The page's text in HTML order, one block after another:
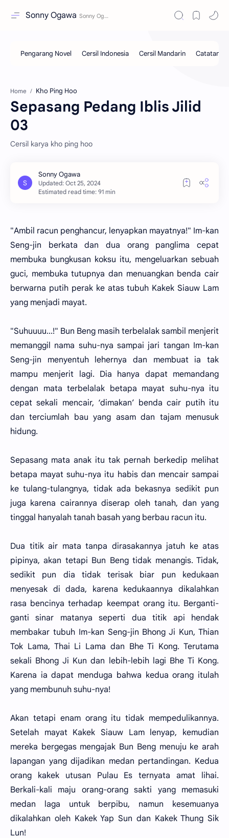
Sonny Ogawa
Home Kho Ping Hoo
Sepasang Pedang Iblis Jilid
03
Cersil karya kho ping hoo
Estimated read time: 91 min
"Ambil racun penghancur, lenyapkan mayatnya!" Im-kan
Seng-jin berkata dan dua orang panglima cepat
membuka bungkusan koksu itu, mengeluarkan sebuah
guci, membuka tutupnya dan menuangkan benda cair
berwarna putih perak ke atas tubuh Kakek Siauw Lam
yang menjadi mayat.
"Suhuuuu...!" Bun Beng masih terbelalak sambil menjerit
memanggil nama suhu-nya sampai jari tangan Im-kan
Seng-jin menyentuh lehernya dan membuat ia tak
mampu menjerit lagi. Dia hanya dapat memandang
dengan mata terbelalak betapa mayat suhu-nya itu
cepat sekali mencair, ‘dimakan’ benda cair putih itu
dan terciumlah bau yang asam dan tajam menusuk
hidung.
Sepasang mata anak itu tak pernah berkedip melihat
betapa mayat suhu-nya itu habis dan mencair sampai
ke tulang-tulangnya, tidak ada bekasnya sedikit pun
juga karena cairannya diserap oleh tanah, dan yang
tinggal hanyalah tanah basah yang berbau racun itu.
Dua titik air mata tanpa dirasakannya jatuh ke atas
pipinya, akan tetapi Bun Beng tidak menangis. Tidak,
sedikit pun dia tidak terisak biar pun kedukaan
menyesak di dada, karena kedukaannya dikalahkan
rasa bencinya terhadap keempat orang itu. Berganti-
ganti sinar matanya seperti dua titik api hendak
membakar tubuh Im-kan Seng-jin Bhong Ji Kun, Thian
Tok Lama, Thai Li Lama dan Bhe Ti Kong. Terutama
sekali Bhong Ji Kun dan lebih-lebih lagi Bhe Ti Kong.
Karena ia dapat menduga bahwa kedua orang itulah
yang membunuh suhu-nya!
Akan tetapi enam orang itu tidak mempedulikannya.
Setelah mayat Kakek Siauw Lam lenyap, kemudian
mereka bergegas mengajak Bun Beng menuju ke arah
lapangan yang dijadikan medan pertandingan. Kedua
orang kakek utusan Pulau Es ternyata amat lihai.
Berkali-kali maju orang-orang sakti yang memasuki
medan laga untuk berpibu, namun kesemuanya
dikalahkan oleh Kakek Yap Sun dan Kakek Thung Sik
Lun!